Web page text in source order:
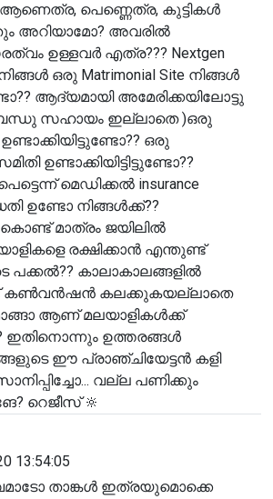
പെണ്ണെത്ര, കുട്ടികൾ
അറിയാമോ? അവരിൽ
ഉള്ളവർ എത്ര??? Nextgen
ഒരു Matrimonial Site നിങ്ങൾ
ആദ്യമായി അമേരിക്കയിലോട്ടു
സഹായം ഇല്ലാതെ )ഒരു
ഉണ്ടാക്കിയിട്ടുണ്ടോ?? ഒരു
ഉണ്ടാക്കിയിട്ടിട്ടുണ്ടോ??
മെഡിക്കൽ insurance
ഉണ്ടോ നിങ്ങൾക്ക്??
മാത്രം ജയിലിൽ
രക്ഷിക്കാൻ എന്തുണ്ട്
പക്കൽ?? കാലാകാലങ്ങളിൽ
കൺവൻഷൻ കലക്കുകയല്ലാതെ
ആണ് മലയാളികൾക്ക്
ഇതിനൊന്നും ഉത്തരങ്ങൾ
ഈ പ്രാഞ്ചിയേട്ടൻ കളി
വല്ല പണിക്കും
റെജീസ് 🔆
13:54:05
താങ്കൾ ഇത്രയുമൊക്കെ